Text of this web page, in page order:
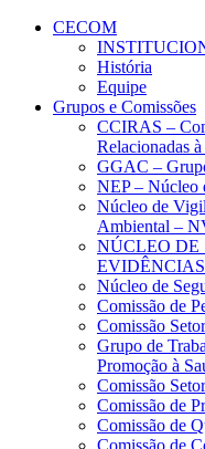
Conteúdo principal
CECOM
História
Equipe
Grupos e Comissões
CCIRAS –
Relacionadas
GGAC –
NEP – Núcleo
Núcleo de
Ambiental –
NÚCLEO DE
Núcleo de
Comissão de
Comissão
Grupo de
Promoção à
Comissão
Comissão de
Comissão de
Comissão de